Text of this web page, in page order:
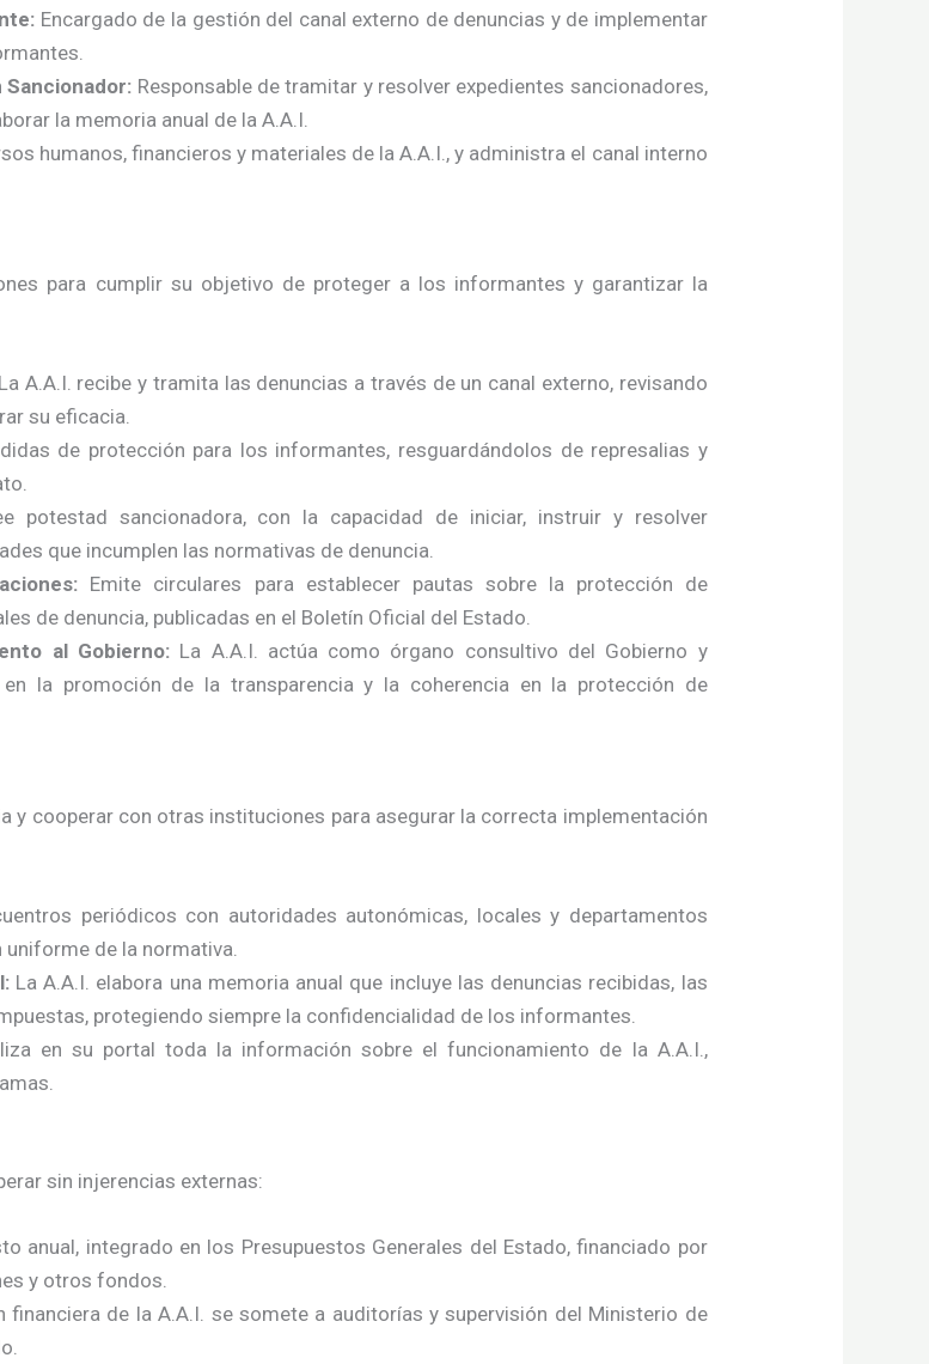
Encargado de la gestión del canal externo de denuncias y de implementar
Responsable de tramitar y resolver expedientes sancionadores,
la memoria anual de la A.A.I.
humanos, financieros y materiales de la A.A.I., y administra el canal interno
para cumplir su objetivo de proteger a los informantes y garantizar la
La A.A.I. recibe y tramita las denuncias a través de un canal externo, revisando
su eficacia.
de protección para los informantes, resguardándolos de represalias y
potestad sancionadora, con la capacidad de iniciar, instruir y resolver
que incumplen las normativas de denuncia.
Emite circulares para establecer pautas sobre la protección de
de denuncia, publicadas en el Boletín Oficial del Estado.
al Gobierno:La A.A.I. actúa como órgano consultivo del Gobierno y
la promoción de la transparencia y la coherencia en la protección de
y cooperar con otras instituciones para asegurar la correcta implementación
periódicos con autoridades autonómicas, locales y departamentos
de la normativa.
La A.A.I. elabora una memoria anual que incluye las denuncias recibidas, las
protegiendo siempre la confidencialidad de los informantes.
en su portal toda la información sobre el funcionamiento de la A.A.I.,
sin injerencias externas:
anual, integrado en los Presupuestos Generales del Estado, financiado por
y otros fondos.
de la A.A.I. se somete a auditorías y supervisión del Ministerio de